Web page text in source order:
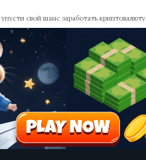
свой шанс заработать криптовалюту